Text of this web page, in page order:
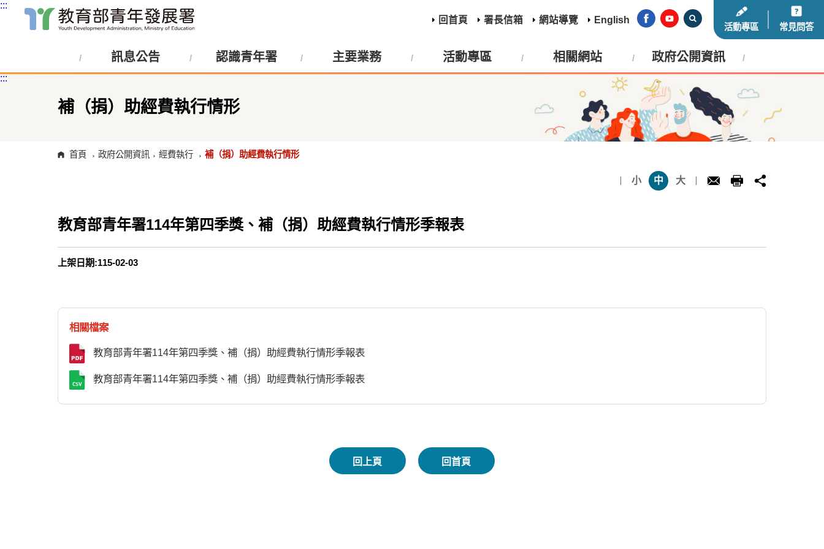
容
:::
回首頁
署長信箱 網站導覽 English
活動專區 常見問答
訊息公告 認識青年署 主要業務 活動專區 相關網站 政府公開資訊
:::
補（捐）助經費執行情形
首頁 政府公開資訊 經費執行 補（捐）助經費執行情形
小 中 大
教育部青年署114年第四季獎、補（捐）助經費執行情形季報表
上架日期:115-02-03
相關檔案
教育部青年署114年第四季獎、補（捐）助經費執行情形季報表
教育部青年署114年第四季獎、補（捐）助經費執行情形季報表
回上頁 回首頁